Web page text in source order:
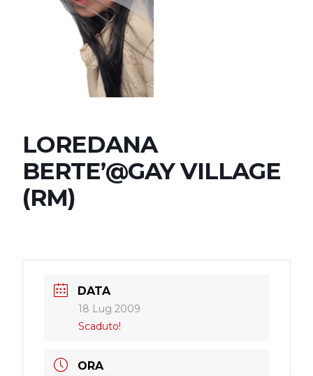
LOREDANA
BERTE’@GAY VILLAGE
(RM)
DATA
18 Lug 2009
Scaduto!
ORA